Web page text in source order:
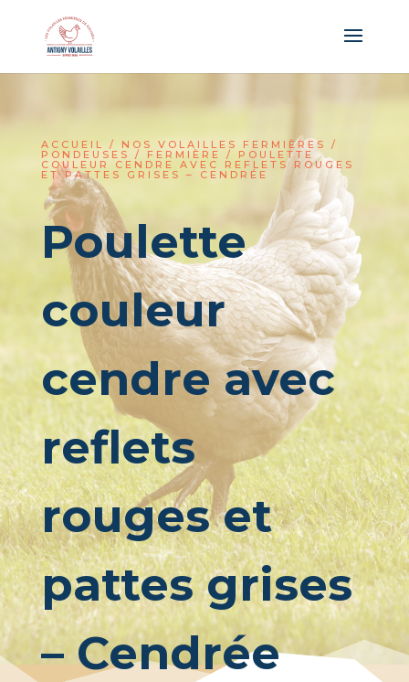
ACCUEIL / NOS VOLAILLES FERMIÈRES /
PONDEUSES / FERMIÈRE / POULETTE
COULEUR CENDRE AVEC REFLETS ROUGES
ET PATTES GRISES – CENDRÉE
Poulette
couleur
cendre avec
reflets
rouges et
pattes grises
– Cendrée